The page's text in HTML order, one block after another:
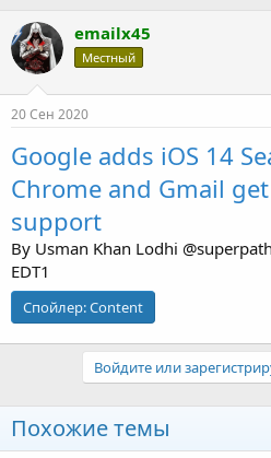
т
о
р
е
м
ы
т
а
н
а
emailx45
Местный
20 Сен 2020
Google adds iOS 14
Chrome and Gmail
support
By Usman Khan Lodhi
EDT1
Спойлер:Content
Войдите или
Похожие темы